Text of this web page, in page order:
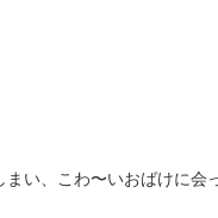
い、こわ〜いおばけに会